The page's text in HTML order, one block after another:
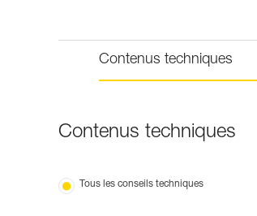
Contenus techniques
Contenus techniques
Tous les conseils techniques